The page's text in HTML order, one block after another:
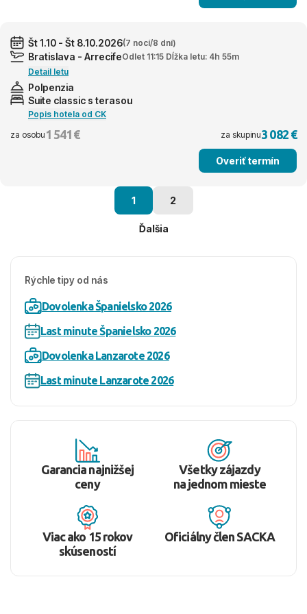
Št 1.10 - Št 8.10.2026(7 nocí/8 dní)
Bratislava - ArrecifeOdlet 11:15 Dĺžka letu: 4h 55m
Detail letu
Polpenzia
Suite classic s terasou
Popis hotela od CK
za osobu 1 541 € za skupinu3 082 €
Overiť termín
1 2
Ďalšia
Rýchle tipy od nás
Dovolenka Španielsko 2026
Last minute Španielsko 2026
Dovolenka Lanzarote 2026
Last minute Lanzarote 2026
Garancia najnižšej
ceny
Všetky zájazdy
na jednom mieste
Viac ako 15 rokov
skúseností
Oficiálny člen SACKA